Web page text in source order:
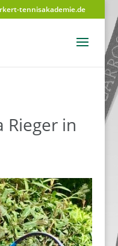
tennisakademie.de
Rieger in